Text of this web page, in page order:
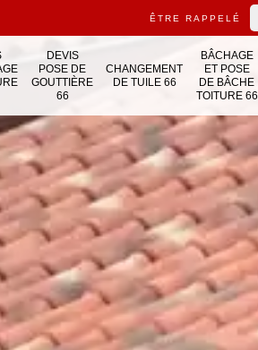
ÊTRE RAPPELÉ
DEVIS
POSE DE
GOUTTIÈRE
66
CHANGEMENT
DE TUILE 66
BÂCHAGE
ET POSE
DE BÂCHE
TOITURE 66